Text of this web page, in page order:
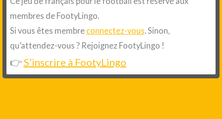
membres de FootyLingo.
Si vous êtes membre connectez-vous. Sinon,
qu’attendez-vous ? Rejoignez FootyLingo !
👉S’inscrire à FootyLingo